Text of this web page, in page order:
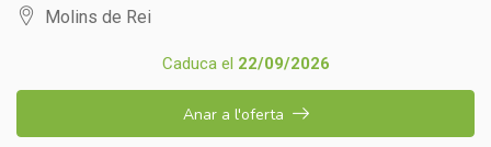
Molins de Rei
Caduca el 22/09/2026
Anar a l'oferta